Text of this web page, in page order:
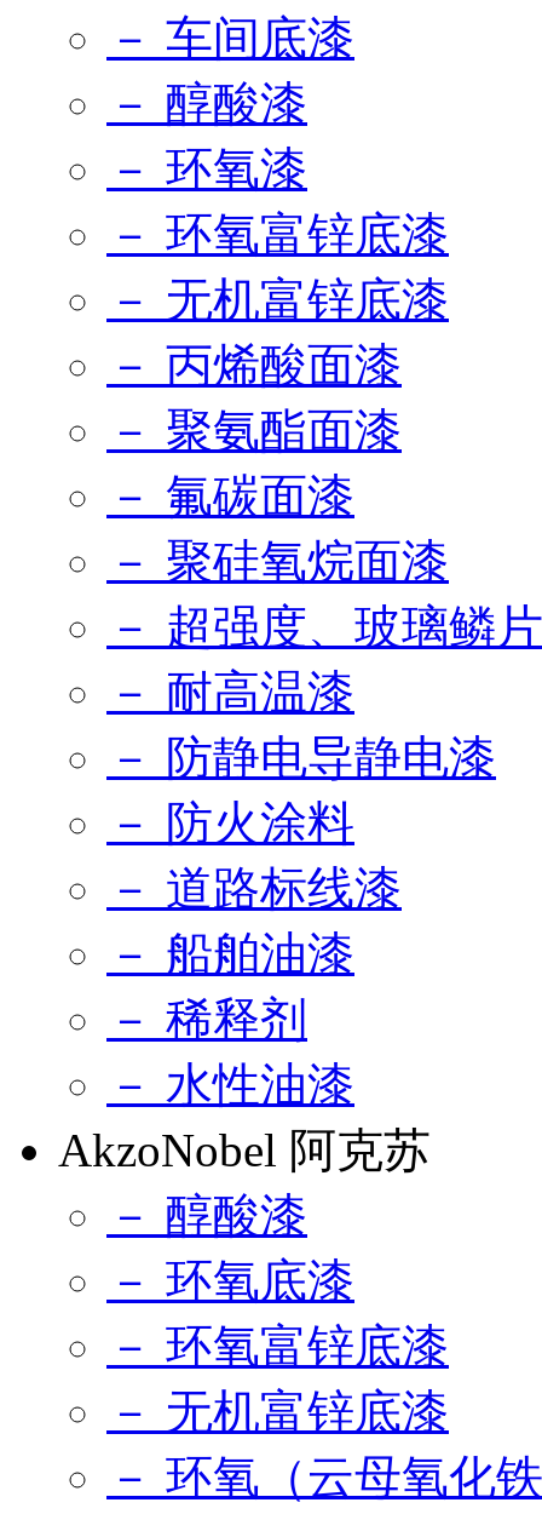
－ 车间底漆
－ 醇酸漆
－ 环氧漆
－ 环氧富锌底漆
－ 无机富锌底漆
－ 丙烯酸面漆
－ 聚氨酯面漆
－ 氟碳面漆
－ 聚硅氧烷面漆
－ 超强度、玻璃鳞
－ 耐高温漆
－ 防静电导静电漆
－ 防火涂料
－ 道路标线漆
－ 船舶油漆
－ 稀释剂
－ 水性油漆
AkzoNobel 阿克苏
－ 醇酸漆
－ 环氧底漆
－ 环氧富锌底漆
－ 无机富锌底漆
－ 环氧（云母氧化